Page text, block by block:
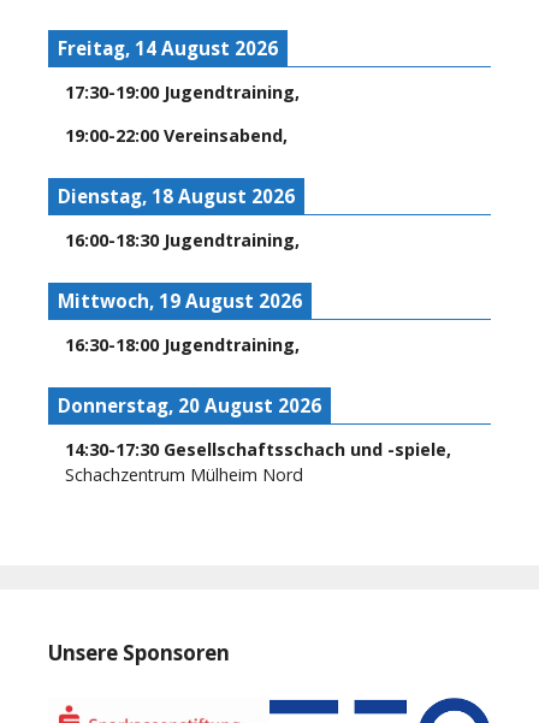
Freitag, 14 August 2026
17:30-19:00 Jugendtraining,
19:00-22:00 Vereinsabend,
Dienstag, 18 August 2026
16:00-18:30 Jugendtraining,
Mittwoch, 19 August 2026
16:30-18:00 Jugendtraining,
Donnerstag, 20 August 2026
14:30-17:30 Gesellschaftsschach und -spiele,
Schachzentrum Mülheim Nord
Unsere Sponsoren